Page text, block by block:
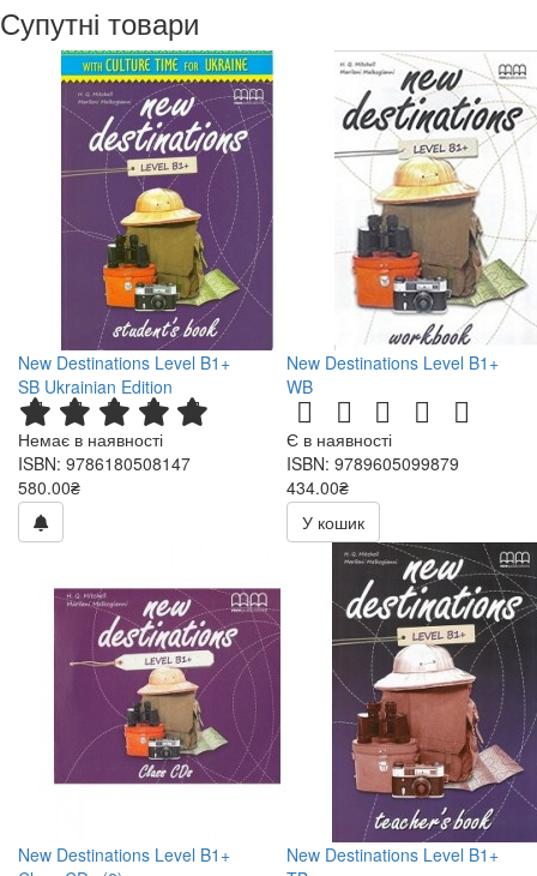
Супутні товари
New Destinations Level B1+
SB Ukrainian Edition
Немає в наявності
ISBN: 9786180508147
580.00₴
New Destinations Level B1+
WB
Є в наявності
ISBN: 9789605099879
434.00₴
У кошик
New Destinations Level B1+
New Destinations Level B1+